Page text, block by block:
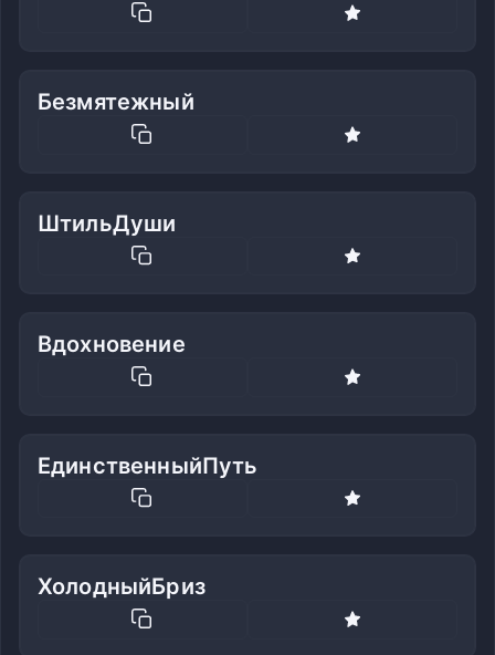
Безмятежный
ШтильДуши
Вдохновение
ЕдинственныйПуть
ХолодныйБриз